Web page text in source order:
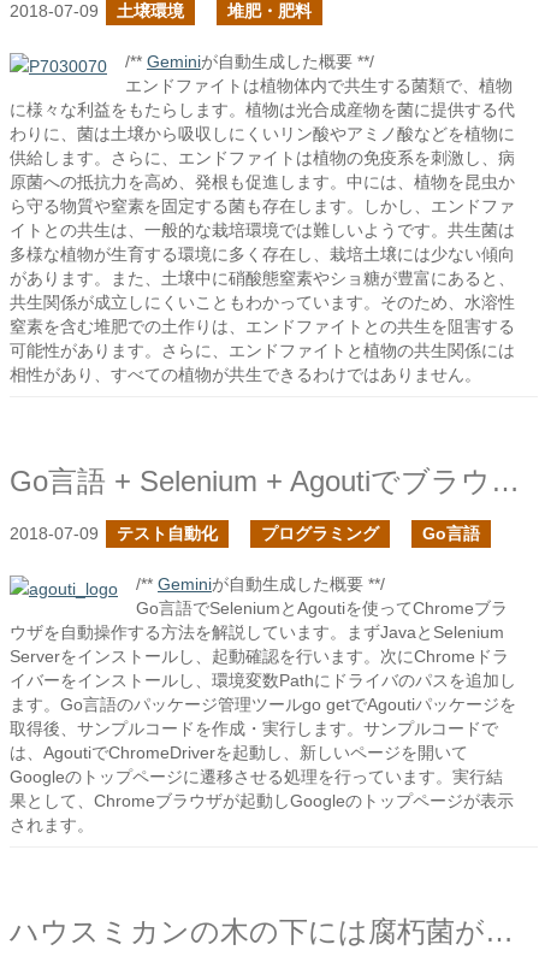
2018-07-09 土壌環境 堆肥・肥料
/** Geminiが自動生成した概要 **/
エンドファイトは植物体内で共生する菌類で、植物
に様々な利益をもたらします。植物は光合成産物を菌に提供する代
わりに、菌は土壌から吸収しにくいリン酸やアミノ酸などを植物に
供給します。さらに、エンドファイトは植物の免疫系を刺激し、病
原菌への抵抗力を高め、発根も促進します。中には、植物を昆虫か
ら守る物質や窒素を固定する菌も存在します。しかし、エンドファ
イトとの共生は、一般的な栽培環境では難しいようです。共生菌は
多様な植物が生育する環境に多く存在し、栽培土壌には少ない傾向
があります。また、土壌中に硝酸態窒素やショ糖が豊富にあると、
共生関係が成立しにくいこともわかっています。そのため、水溶性
窒素を含む堆肥での土作りは、エンドファイトとの共生を阻害する
可能性があります。さらに、エンドファイトと植物の共生関係には
相性があり、すべての植物が共生できるわけではありません。
Go言語 + Selenium + Agoutiでブラウザ操作の自動化
2018-07-09 テスト自動化 プログラミング Go言語
/** Geminiが自動生成した概要 **/
Go言語でSeleniumとAgoutiを使ってChromeブラ
ウザを自動操作する方法を解説しています。まずJavaとSelenium
Serverをインストールし、起動確認を行います。次にChromeドラ
イバーをインストールし、環境変数Pathにドライバのパスを追加し
ます。Go言語のパッケージ管理ツールgo getでAgoutiパッケージを
取得後、サンプルコードを作成・実行します。サンプルコードで
は、AgoutiでChromeDriverを起動し、新しいページを開いて
Googleのトップページに遷移させる処理を行っています。実行結
果として、Chromeブラウザが起動しGoogleのトップページが表示
されます。
ハウスミカンの木の下には腐朽菌がいないのか？